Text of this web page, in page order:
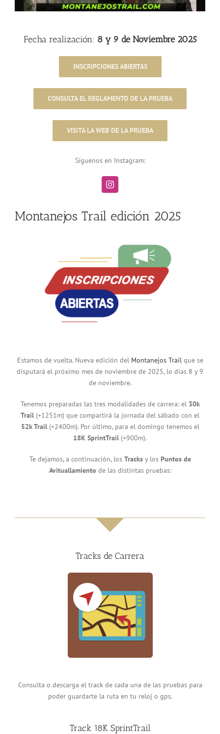
Fecha realización: 8 y 9 de Noviembre 2025
INSCRIPCIONES ABIERTAS
CONSULTA EL REGLAMENTO DE LA PRUEBA
VISITA LA WEB DE LA PRUEBA
Síguenos en Instagram:
Montanejos Trail edición 2025
Estamos de vuelta. Nueva edición del Montanejos Trailque se
disputará el próximo mes de noviembre de 2025, lo días 8 y 9
de noviembre.
Tenemos preparadas las tres modalidades de carrera: el 30k
Trail (+1251m) que compartirá la jornada del sábado con el
52k Trail(+2400m). Por último, para el domingo tenemos el
18K SprintTrail (+900m).
Te dejamos, a continuación, los Tracksy los Puntos de
Avituallamiento de las distintas pruebas:
Tracks de Carrera
Consulta o descarga el track de cada una de las pruebas para
poder guardarte la ruta en tu reloj o gps.
Track 18K SprintTrail